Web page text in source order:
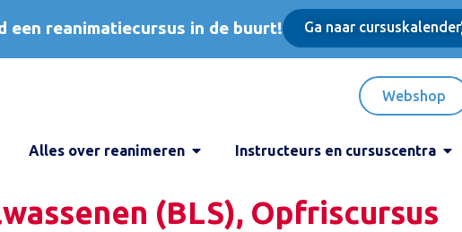
een reanimatiecursus in de buurt! Ga naar cursuskalender
Webshop
Alles over reanimeren Instructeurs en cursuscentra
(BLS), Opfriscursus